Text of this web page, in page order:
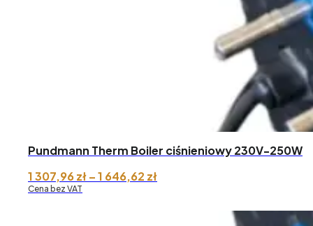
Pundmann Therm Boiler ciśnieniowy 230V-250W
1 307,96zł–1 646,62 złZakres
Cena bez VAT